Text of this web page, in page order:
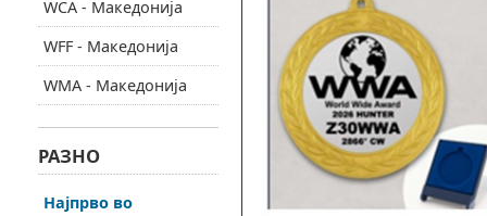
WCA - Македонија
WFF - Македонија
WMA - Македонија
РАЗНО
Најпрво во